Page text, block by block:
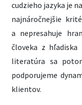
cudzieho jazyka je
najnáročnejšie
a nepresahuje
človeka z hľadiska
literatúra sa
podporujeme
klientov.